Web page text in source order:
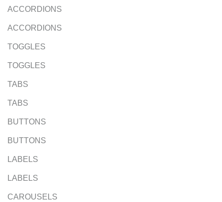
ACCORDIONS
ACCORDIONS
TOGGLES
TOGGLES
TABS
TABS
BUTTONS
BUTTONS
LABELS
LABELS
CAROUSELS